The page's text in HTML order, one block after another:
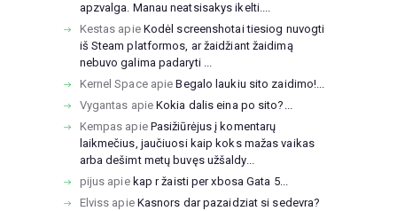
apzvalga. Manau neatsisakys ikelti....
Kestas apie Kodėl screenshotai tiesiog nuvogti
iš Steam platformos, ar žaidžiant žaidimą
nebuvo galima padaryti ...
Kernel SpaceapieBegalo laukiu sito zaidimo!...
Vygantas apieKokia dalis eina po sito?...
Kempas apie Pasižiūrėjus į komentarų
laikmečius, jaučiuosi kaip koks mažas vaikas
arba dešimt metų buvęs užšaldy...
pijus apie kap r žaisti per xbosa Gata 5...
Elviss apie Kasnors dar pazaidziat si sedevra?